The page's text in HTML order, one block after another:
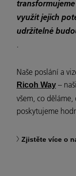
využít jejich
udržitelné
.
Naše poslání a
Ricoh Way –
všem, co
poskytujeme
Zjistěte více o